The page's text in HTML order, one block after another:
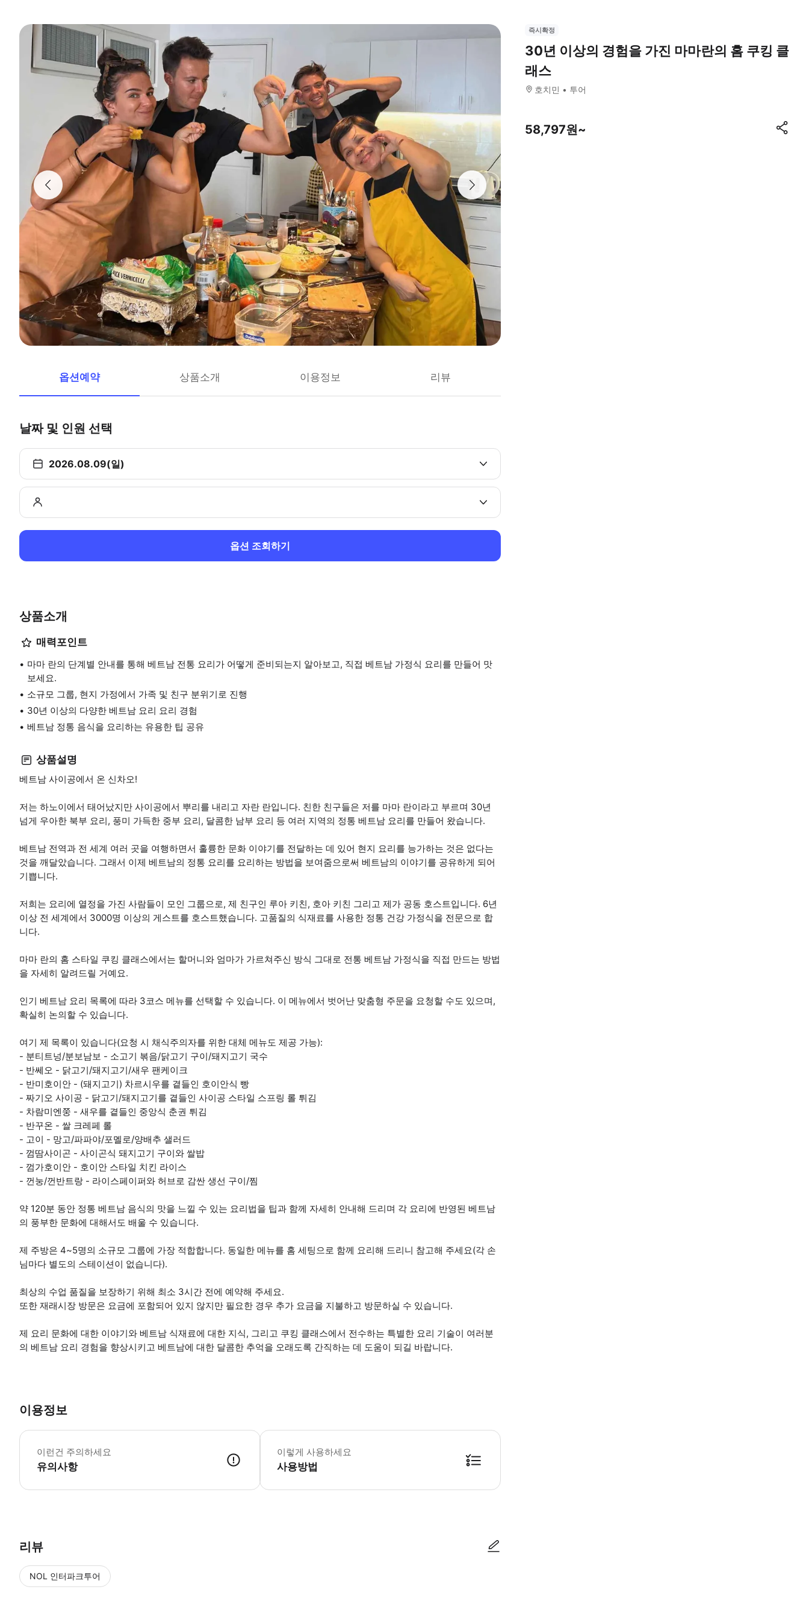
옵션예약 상품소개 이용정보 리뷰
날짜 및 인원 선택
2026.08.09(일)
옵션 조회하기
상품소개
매력포인트
마마 란의 단계별 안내를 통해 베트남 전통 요리가 어떻게 준비되는지 알아보고, 직접 베트남 가정식 요리를 만들어 맛
보세요.
소규모 그룹, 현지 가정에서 가족 및 친구 분위기로 진행
30년 이상의 다양한 베트남 요리 요리 경험
베트남 정통 음식을 요리하는 유용한 팁 공유
상품설명
베트남 사이공에서 온 신차오!
저는 하노이에서 태어났지만 사이공에서 뿌리를 내리고 자란 란입니다. 친한 친구들은 저를 마마 란이라고 부르며 30년
넘게 우아한 북부 요리, 풍미 가득한 중부 요리, 달콤한 남부 요리 등 여러 지역의 정통 베트남 요리를 만들어 왔습니다.
베트남 전역과 전 세계 여러 곳을 여행하면서 훌륭한 문화 이야기를 전달하는 데 있어 현지 요리를 능가하는 것은 없다는
것을 깨달았습니다. 그래서 이제 베트남의 정통 요리를 요리하는 방법을 보여줌으로써 베트남의 이야기를 공유하게 되어
기쁩니다.
저희는 요리에 열정을 가진 사람들이 모인 그룹으로, 제 친구인 루아 키친, 호아 키친 그리고 제가 공동 호스트입니다. 6년
이상 전 세계에서 3000명 이상의 게스트를 호스트했습니다. 고품질의 식재료를 사용한 정통 건강 가정식을 전문으로 합
니다.
마마 란의 홈 스타일 쿠킹 클래스에서는 할머니와 엄마가 가르쳐주신 방식 그대로 전통 베트남 가정식을 직접 만드는 방법
을 자세히 알려드릴 거예요.
인기 베트남 요리 목록에 따라 3코스 메뉴를 선택할 수 있습니다. 이 메뉴에서 벗어난 맞춤형 주문을 요청할 수도 있으며,
확실히 논의할 수 있습니다.
여기 제 목록이 있습니다(요청 시 채식주의자를 위한 대체 메뉴도 제공 가능):
- 분티트넝/분보남보 - 소고기 볶음/닭고기 구이/돼지고기 국수
- 반쎄오 - 닭고기/돼지고기/새우 팬케이크
- 반미호이안 - (돼지고기) 차르시우를 곁들인 호이안식 빵
- 짜기오 사이공 - 닭고기/돼지고기를 곁들인 사이공 스타일 스프링 롤 튀김
- 차람미엔쭝 - 새우를 곁들인 중앙식 춘권 튀김
- 반꾸온 - 쌀 크레페 롤
- 고이 - 망고/파파야/포멜로/양배추 샐러드
- 껌땀사이곤 - 사이곤식 돼지고기 구이와 쌀밥
- 껌가호이안 - 호이안 스타일 치킨 라이스
- 껀눙/껀반트랑 - 라이스페이퍼와 허브로 감싼 생선 구이/찜
약 120분 동안 정통 베트남 음식의 맛을 느낄 수 있는 요리법을 팁과 함께 자세히 안내해 드리며 각 요리에 반영된 베트남
의 풍부한 문화에 대해서도 배울 수 있습니다.
제 주방은 4~5명의 소규모 그룹에 가장 적합합니다. 동일한 메뉴를 홈 세팅으로 함께 요리해 드리니 참고해 주세요(각 손
님마다 별도의 스테이션이 없습니다).
최상의 수업 품질을 보장하기 위해 최소 3시간 전에 예약해 주세요.
또한 재래시장 방문은 요금에 포함되어 있지 않지만 필요한 경우 추가 요금을 지불하고 방문하실 수 있습니다.
제 요리 문화에 대한 이야기와 베트남 식재료에 대한 지식, 그리고 쿠킹 클래스에서 전수하는 특별한 요리 기술이 여러분
의 베트남 요리 경험을 향상시키고 베트남에 대한 달콤한 추억을 오래도록 간직하는 데 도움이 되길 바랍니다.
이용정보
이런건 주의하세요
유의사항
재료 준비를 위해 최소 3시간 전에 주문해 주세요. * 소요시간 : 180분 (옵션에 따라 소요 시간이 다를 수 있으니, 예약 시 확인 부탁드립니다.)
이렇게 사용하세요
사용방법
리뷰
NOL 인터파크투어
즉시확정
30년 이상의 경험을 가진 마마란의 홈 쿠킹 클
래스
호치민 투어
58,797원~